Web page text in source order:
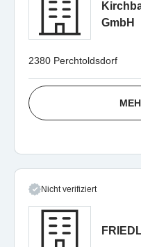
GmbH
2380 Perchtoldsdorf
Nicht verifiziert